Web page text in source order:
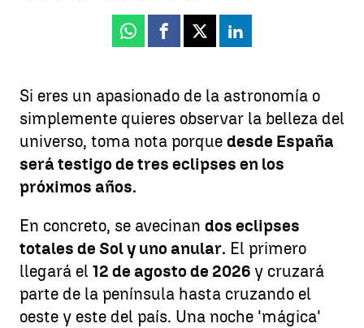
Whatsapp
Facebook
X Linkedin
Si eres un apasionado de la astronomía o
simplemente quieres observar la belleza del
universo, toma nota porque desde España
será testigo de tres eclipses en los
próximos años.
En concreto, se avecinan dos eclipses
totales de Sol y uno anular. El primero
llegará el 12 de agosto de 2026 y cruzará
parte de la península hasta cruzando el
oeste y este del país. Una noche 'mágica'